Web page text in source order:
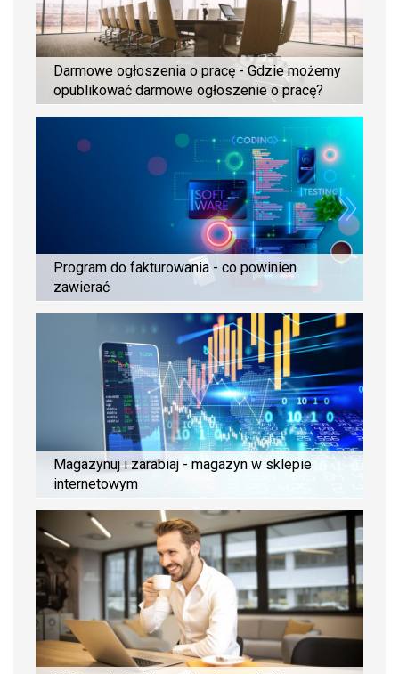
Darmowe ogłoszenia o pracę - Gdzie możemy
opublikować darmowe ogłoszenie o pracę?
Program do fakturowania - co powinien
zawierać
Magazynuj i zarabiaj - magazyn w sklepie
internetowym